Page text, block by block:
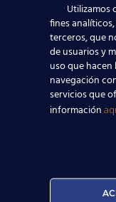
Utilizamos
fines
terceros, que
de usuarios y
uso que hacen
navegación
servicios que
información